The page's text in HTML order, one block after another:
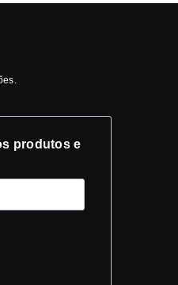
produtos e